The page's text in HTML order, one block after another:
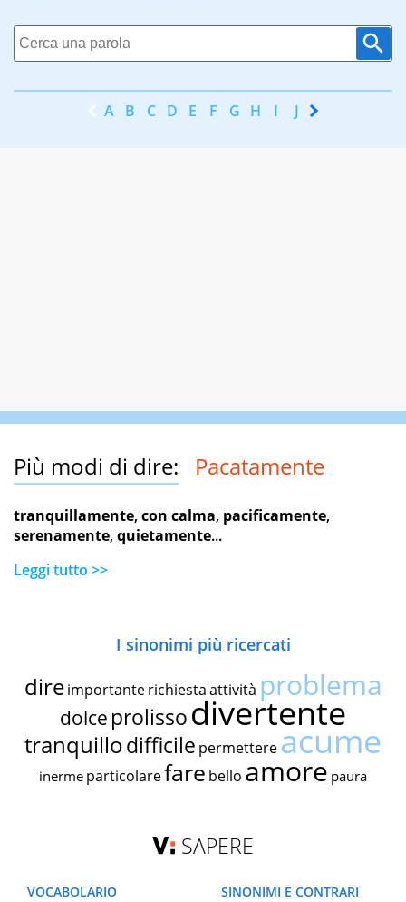
A B C D E F G H I J K
Più modi di dire: Pacatamente
tranquillamente,con calma, pacificamente,
serenamente,quietamente...
Leggi tutto >>
I sinonimi più ricercati
dire importante richiestaattività problema
dolce prolissodivertente
tranquillodifficile permettereacume
inerme particolarefare bello amore paura
SAPERE
VOCABOLARIO
SINONIMI E CONTRARI